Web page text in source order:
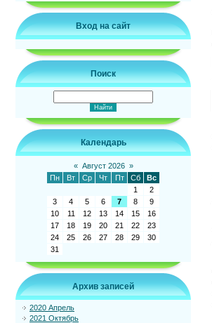
Вход на сайт
Поиск
Календарь
« Август 2026 »
Пн
Вт Ср Чт Пт Сб
Вс
1
2
3
4 5 6 7 8
9
10
11 12 13 14 15
16
17
18 19 20 21 22
23
24
25 26 27 28 29
30
31
Архив записей
2020 Апрель
2021 Октябрь